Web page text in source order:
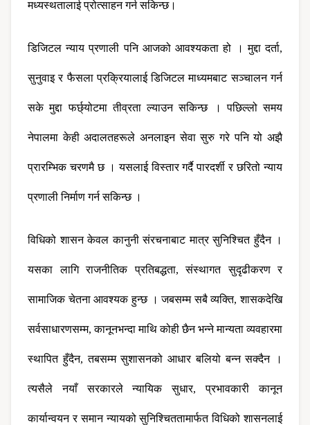
मध्यस्थतालाई प्रोत्साहन गर्न सकिन्छ।
डिजिटल न्याय प्रणाली पनि आजको आवश्यकता हो । मुद्दा दर्ता,
सुनुवाइ र फैसला प्रक्रियालाई डिजिटल माध्यमबाट सञ्चालन गर्न
सके मुद्दा फर्छ्योटमा तीव्रता ल्याउन सकिन्छ । पछिल्लो समय
नेपालमा केही अदालतहरूले अनलाइन सेवा सुरु गरे पनि यो अझै
प्रारम्भिक चरणमै छ । यसलाई विस्तार गर्दै पारदर्शी र छरितो न्याय
प्रणाली निर्माण गर्न सकिन्छ ।
विधिको शासन केवल कानुनी संरचनाबाट मात्र सुनिश्चित हुँदैन ।
यसका लागि राजनीतिक प्रतिबद्धता, संस्थागत सुदृढीकरण र
सामाजिक चेतना आवश्यक हुन्छ । जबसम्म सबै व्यक्ति, शासकदेखि
सर्वसाधारणसम्म, कानूनभन्दा माथि कोही छैन भन्ने मान्यता व्यवहारमा
स्थापित हुँदैन, तबसम्म सुशासनको आधार बलियो बन्न सक्दैन ।
त्यसैले नयाँ सरकारले न्यायिक सुधार, प्रभावकारी कानून
कार्यान्वयन र समान न्यायको सुनिश्चिततामार्फत विधिको शासनलाई